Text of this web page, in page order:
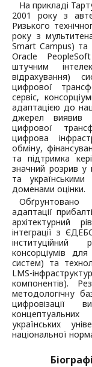
На прикладі
2001 року з
Ризького
року з
Smart Campus) та
Oracle
штучним
відрахування)
цифрової
сервіс,
адаптацією до
джерел виявив
цифрової
цифрова
обміну,
та підтримка
значний розрив у
та
доменами оцінки.
Обґрунтовано
адаптації
архітектурний
інтеграції з
інституційний
консорціумів
систем) та
LMS-
компонентів).
методологічну
цифровізації
українських
національної